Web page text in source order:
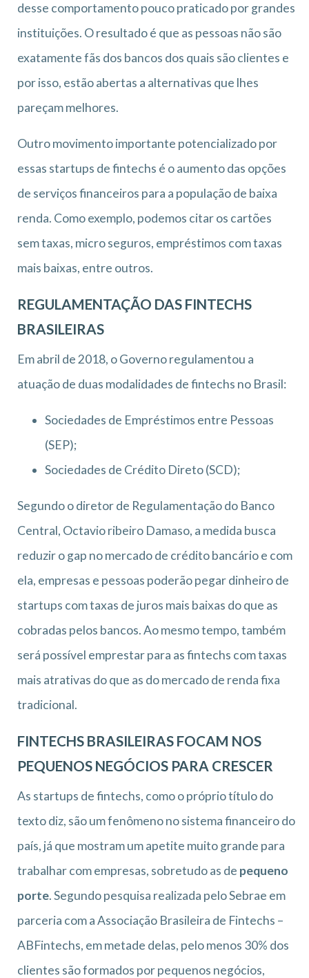
desse comportamento pouco praticado por grandes
instituições. O resultado é que as pessoas não são
exatamente fãs dos bancos dos quais são clientes e
por isso, estão abertas a alternativas que lhes
pareçam melhores.
Outro movimento importante potencializado por
essas startups de fintechs é o aumento das opções
de serviços financeiros para a população de baixa
renda. Como exemplo, podemos citar os cartões
sem taxas, micro seguros, empréstimos com taxas
mais baixas, entre outros.
REGULAMENTAÇÃO DAS FINTECHS
BRASILEIRAS
Em abril de 2018, o Governo regulamentou a
atuação de duas modalidades de fintechs no Brasil:
Sociedades de Empréstimos entre Pessoas
(SEP);
Sociedades de Crédito Direto (SCD);
Segundo o diretor de Regulamentação do Banco
Central, Octavio ribeiro Damaso, a medida busca
reduzir o gap no mercado de crédito bancário e com
ela, empresas e pessoas poderão pegar dinheiro de
startups com taxas de juros mais baixas do que as
cobradas pelos bancos. Ao mesmo tempo, também
será possível emprestar para as fintechs com taxas
mais atrativas do que as do mercado de renda fixa
tradicional.
FINTECHS BRASILEIRAS FOCAM NOS
PEQUENOS NEGÓCIOS PARA CRESCER
As startups de fintechs, como o próprio título do
texto diz, são um fenômeno no sistema financeiro do
país, já que mostram um apetite muito grande para
trabalhar com empresas, sobretudo as de pequeno
porte. Segundo pesquisa realizada pelo Sebrae em
parceria com a Associação Brasileira de Fintechs –
ABFintechs, em metade delas, pelo menos 30% dos
clientes são formados por pequenos negócios,